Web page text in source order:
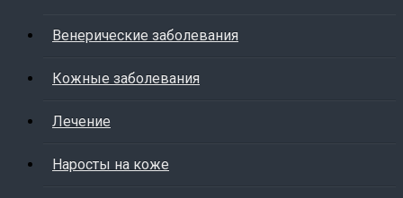
Венерические заболевания
Кожные заболевания
Лечение
Наросты на коже